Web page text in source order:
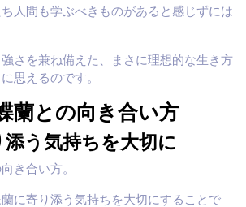
人間も学ぶべきものがあると感じずには
さを兼ね備えた、まさに理想的な生き方
思えるのです。
蘭との向き合い方
う気持ちを大切に
き合い方。
に寄り添う気持ちを大切にすることで